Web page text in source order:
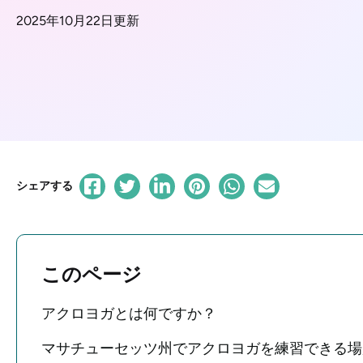
2025年10月22日更新
シェアする
このページ
アクロヨガとは何ですか？
マサチューセッツ州でアクロヨガを練習できる